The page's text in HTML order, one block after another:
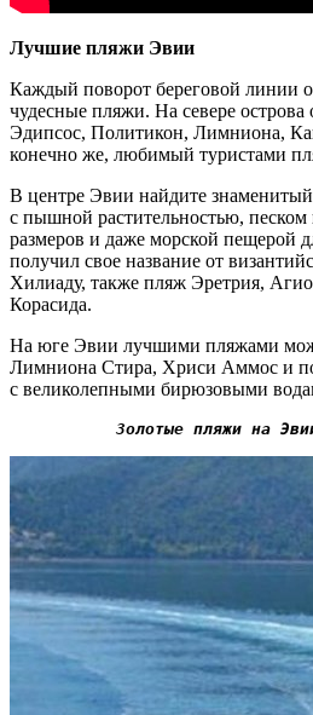
Лучшие пляжи Эвии
Каждый поворот береговой линии
чудесные пляжи. На севере острова
Эдипсос, Политикон, Лимниона,
конечно же, любимый туристами
В центре Эвии найдите
с пышной растительностью, песком
размеров и даже морской пещерой
получил свое название от
Хилиаду, также пляж Эретрия,
Корасида.
На юге Эвии лучшими пляжами
Лимниона Стира, Хриси Аммос и
с великолепными бирюзовыми
Золотые пляжи на